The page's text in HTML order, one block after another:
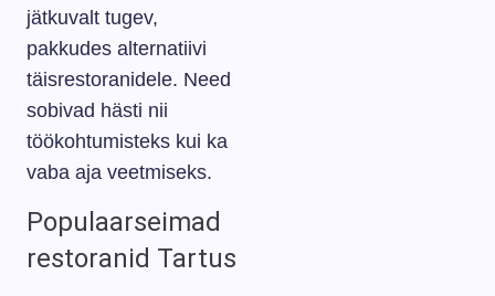
jätkuvalt tugev,
pakkudes alternatiivi
täisrestoranidele. Need
sobivad hästi nii
töökohtumisteks kui ka
vaba aja veetmiseks.
Populaarseimad
restoranid Tartus